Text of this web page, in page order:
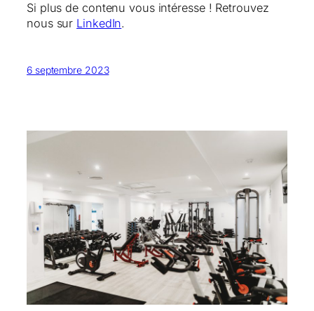
Si plus de contenu vous intéresse ! Retrouvez
nous sur LinkedIn.
6 septembre 2023